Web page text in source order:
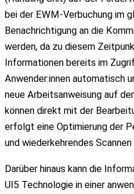
bei der EWM-Verbuchung im
Benachrichtigung an die
werden, da zu diesem
Informationen bereits im
Anwender:innen automatisch
neue Arbeitsanweisung auf
können direkt mit der
erfolgt eine Optimierung der
und wiederkehrendes
Darüber hinaus kann die
UI5 Technologie in einer